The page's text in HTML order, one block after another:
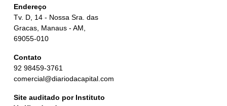
Endereço
Tv. D, 14 - Nossa Sra. das
Gracas, Manaus - AM,
69055-010
Contato
92 98459-3761
comercial@diariodacapital.com
Site auditado por Instituto